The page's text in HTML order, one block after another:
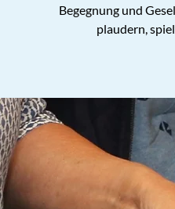
Begegnung und
plaudern,